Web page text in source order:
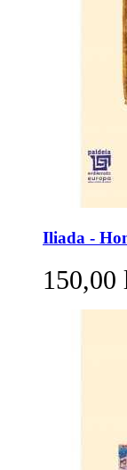
Iliada -
150,00